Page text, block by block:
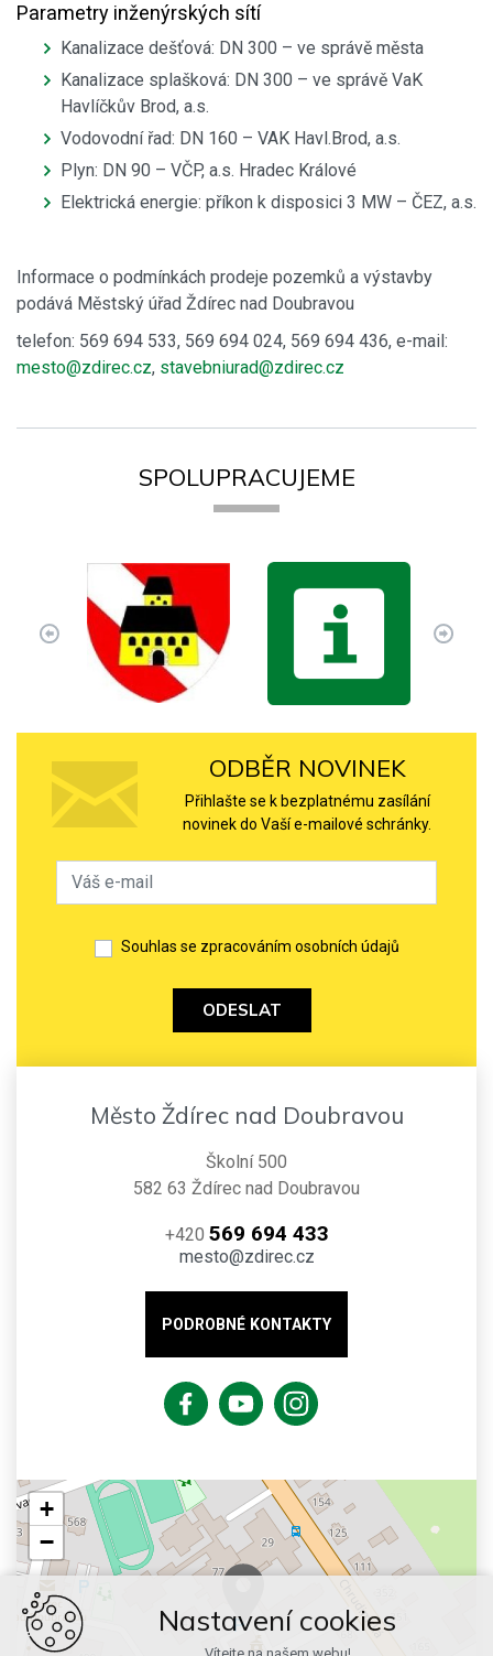
Parametry inženýrských sítí
Kanalizace dešťová: DN 300 – ve správě města
Kanalizace splašková: DN 300 – ve správě VaK
Havlíčkův Brod, a.s.
Vodovodní řad: DN 160 – VAK Havl.Brod, a.s.
Plyn: DN 90 – VČP, a.s. Hradec Králové
Elektrická energie: příkon k disposici 3 MW – ČEZ, a.s.
Informace o podmínkách prodeje pozemků a výstavby
podává Městský úřad Ždírec nad Doubravou
telefon: 569 694 533, 569 694 024, 569 694 436, e-mail:
mesto@zdirec.cz, stavebniurad@zdirec.cz
SPOLUPRACUJEME
ODBĚR NOVINEK
Přihlašte se k bezplatnému zasílání
novinek do Vaší e-mailové schránky.
Souhlas se zpracováním osobních údajů
ODESLAT
Město Ždírec nad Doubravou
Školní 500
582 63 Ždírec nad Doubravou
+420 569 694 433
mesto@zdirec.cz
PODROBNÉ KONTAKTY
+
−
Nastavení cookies